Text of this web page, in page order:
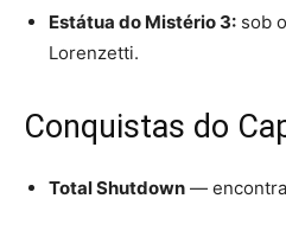
Estátua do Mistério 3: sob
Lorenzetti.
Conquistas do
Total Shutdown —